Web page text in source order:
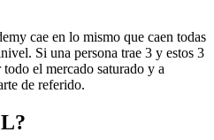
cae en lo mismo que caen todas
Si una persona trae 3 y estos 3
el mercado saturado y a
de referido.